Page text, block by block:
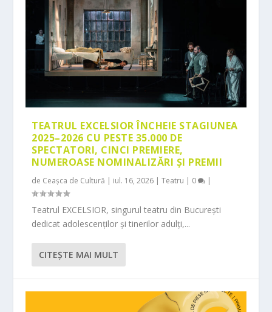
TEATRUL EXCELSIOR ÎNCHEIE STAGIUNEA
2025–2026 CU PESTE 35.000 DE
SPECTATORI, CINCI PREMIERE,
NUMEROASE NOMINALIZĂRI ȘI PREMII
de Ceașca de Cultură | iul. 16, 2026 |Teatru | 0 |
Teatrul EXCELSIOR, singurul teatru din București
dedicat adolescenților și tinerilor adulți,...
CITEŞTE MAI MULT